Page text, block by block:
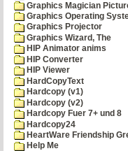
Graphics Magician
Graphics Operating
Graphics Projector
Graphics Wizard, The
HIP Animator anims
HIP Converter
HIP Viewer
HardCopyText
Hardcopy (v1)
Hardcopy (v2)
Hardcopy Fuer 7+ und 8
Hardcopy24
HeartWare Friendship
Help Me